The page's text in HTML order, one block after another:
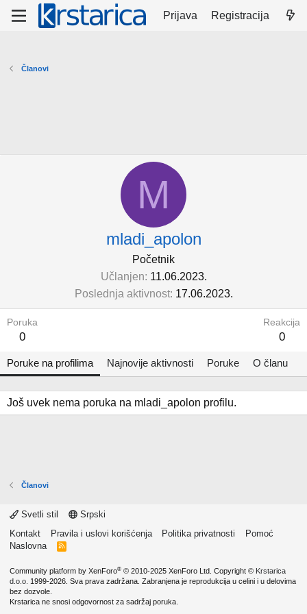
Prijava Registracija
Članovi
M
mladi_apolon
Početnik
Učlanjen 11.06.2023.
Poslednja aktivnost 17.06.2023.
Poruka
0
Reakcija
0
Poruke na profilima Najnovije aktivnosti Poruke O članu
Još uvek nema poruka na mladi_apolon profilu.
Članovi
Svetli stil
Srpski
Kontakt
Pravila i uslovi korišćenja Politika privatnosti
Pomoć
Naslovna
R
Community platform by XenForo® © 2010-2025 XenForo Ltd. Copyright © Krstarica
d.o.o. 1999-2026. Sva prava zadržana. Zabranjena je reprodukcija u celini i u delovima
bez dozvole.
Krstarica ne snosi odgovornost za sadržaj poruka.